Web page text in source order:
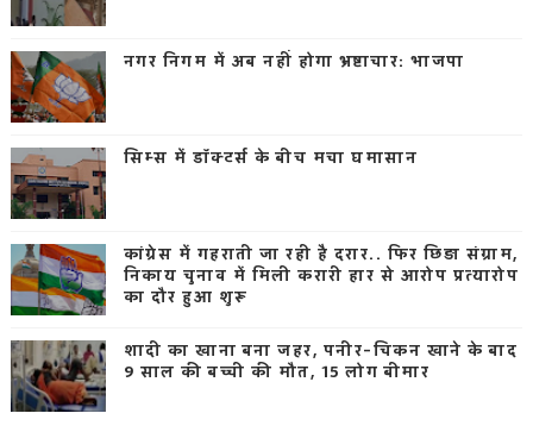
नगर निगम में अब नहीं होगा भ्रष्टाचार: भाजपा
सिम्स में डॉक्टर्स के बीच मचा घमासान
कांग्रेस में गहराती जा रही है दरार.. फिर छिड़ा संग्राम,
निकाय चुनाव में मिली करारी हार से आरोप प्रत्यारोप
का दौर हुआ शुरू
शादी का खाना बना जहर, पनीर-चिकन खाने के बाद
9 साल की बच्ची की मौत, 15 लोग बीमार